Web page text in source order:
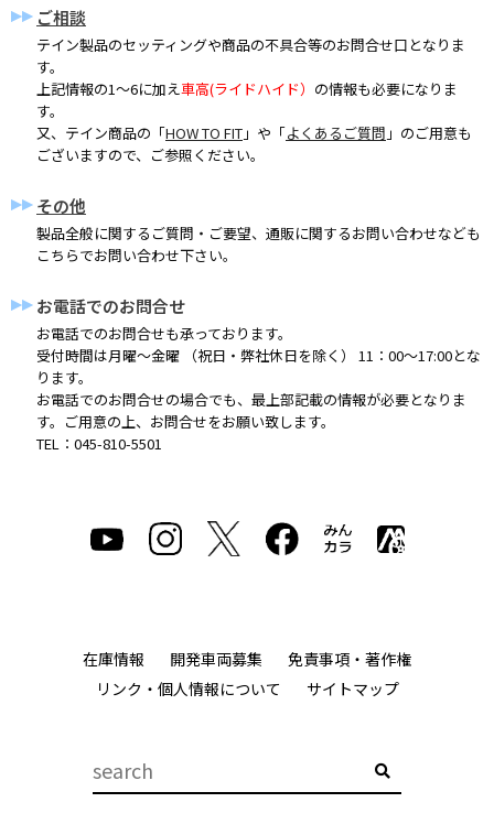
ご相談
テイン製品のセッティングや商品の不具合等のお問合せ口となりま
す。
上記情報の1～6に加え車高(ライドハイド） の情報も必要になりま
す。
又、テイン商品の「HOW TO FIT 」や「よくあるご質問 」のご用意も
ございますので、ご参照ください。
その他
製品全般に関するご質問・ご要望、通販に関するお問い合わせなども
こちらでお問い合わせ下さい。
お電話でのお問合せ
お電話でのお問合せも承っております。
受付時間は月曜～金曜 （祝日・弊社休日を除く） 11：00～17:00とな
ります。
お電話でのお問合せの場合でも、最上部記載の情報が必要となりま
す。ご用意の上、お問合せをお願い致します。
TEL：045-810-5501
在庫情報 開発車両募集
免責事項・著作権
リンク・個人情報について
サイトマップ